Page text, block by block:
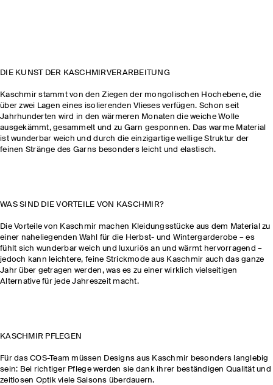
DIE KUNST DER KASCHMIRVERARBEITUNG
Kaschmir stammt von den Ziegen der mongolischen Hochebene, die
über zwei Lagen eines isolierenden Vlieses verfügen. Schon seit
Jahrhunderten wird in den wärmeren Monaten die weiche Wolle
ausgekämmt, gesammelt und zu Garn gesponnen. Das warme Material
ist wunderbar weich und durch die einzigartige wellige Struktur der
feinen Stränge des Garns besonders leicht und elastisch.
WAS SIND DIE VORTEILE VON KASCHMIR?
Die Vorteile von Kaschmir machen Kleidungsstücke aus dem Material zu
einer naheliegenden Wahl für die Herbst- und Wintergarderobe – es
fühlt sich wunderbar weich und luxuriös an und wärmt hervorragend –
jedoch kann leichtere, feine Strickmode aus Kaschmir auch das ganze
Jahr über getragen werden, was es zu einer wirklich vielseitigen
Alternative für jede Jahreszeit macht.
KASCHMIR PFLEGEN
Für das COS-Team müssen Designs aus Kaschmir besonders langlebig
sein: Bei richtiger Pflege werden sie dank ihrer beständigen Qualität und
zeitlosen Optik viele Saisons überdauern.